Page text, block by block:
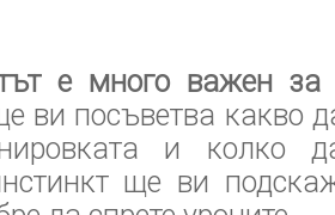
е много важен за
ви посъветва какво
и колко
ще ви